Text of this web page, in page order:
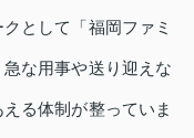
として「福岡ファミ
な用事や送り迎えな
る体制が整っていま